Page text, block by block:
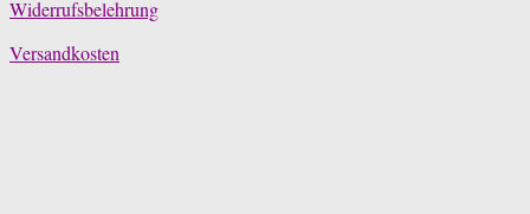
Widerrufsbelehrung
Versandkosten